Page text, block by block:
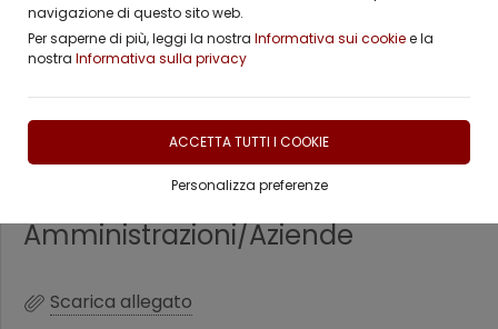
navigazione di questo sito web.
Per saperne di più, leggi la nostra Informativa sui cookiee la
nostra Informativa sulla privacy
ACCETTA TUTTI I COOKIE
Personalizza preferenze
Associazione - Richiesta di
adesione
Amministrazioni/Aziende
Scarica allegato